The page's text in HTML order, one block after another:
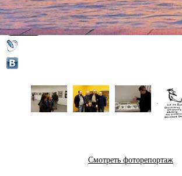
19 февраля 2014,22:21 Версия для печати
Смотреть фоторепортаж